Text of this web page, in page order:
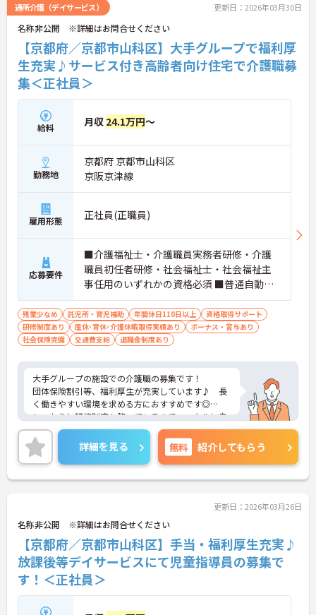
通所介護（デイサービス） 更新日：2026年03月30日
名称非公開 ※詳細はお問合せください
【京都府／京都市山科区】大手グループで福利厚
生充実♪サービス付き高齢者向け住宅で介護職募
集＜正社員＞
給料 月収 24.1万円～
勤務地
京都府 京都市山科区
京阪京津線
雇用形態 正社員(正職員)
応募要件
■介護福祉士・介護職員実務者研修・介護
職員初任者研修・社会福祉士・社会福祉主
事任用のいずれかの資格必須 ■普通自動車
免許（AT限定可）必須
残業少なめ 託児所・育児補助 年間休日110日以上
資格取得サポート
研修制度あり
産休･育休･介護休暇取得実績あり
ボーナス・賞与あり
社会保険完備
交通費支給 退職金制度あり
大手グループの施設での介護職の募集です！
団体保険割引等、福利厚生が充実しています♪ 長
く働きやすい環境を求める方におすすめです◎
しっかりと研修制度も整っているので、スキルに自
信がない方でもご安心ください☆
ご興味のある方には、面接対策ポイントなど、さら
に詳細をお話しいたしますのでお気軽にご相談くだ
さい！
詳細を見る 無料 紹介してもらう
更新日：2026年03月26日
名称非公開 ※詳細はお問合せください
【京都府／京都市山科区】手当・福利厚生充実♪
放課後等デイサービスにて児童指導員の募集で
す！＜正社員＞